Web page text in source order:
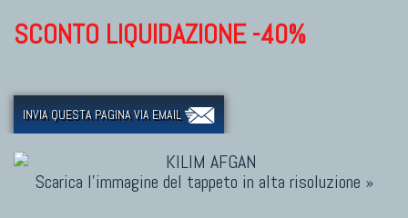
SCONTO LIQUIDAZIONE -40%
INVIA QUESTA PAGINA VIA EMAIL
Scarica l'immagine del tappeto in alta risoluzione »